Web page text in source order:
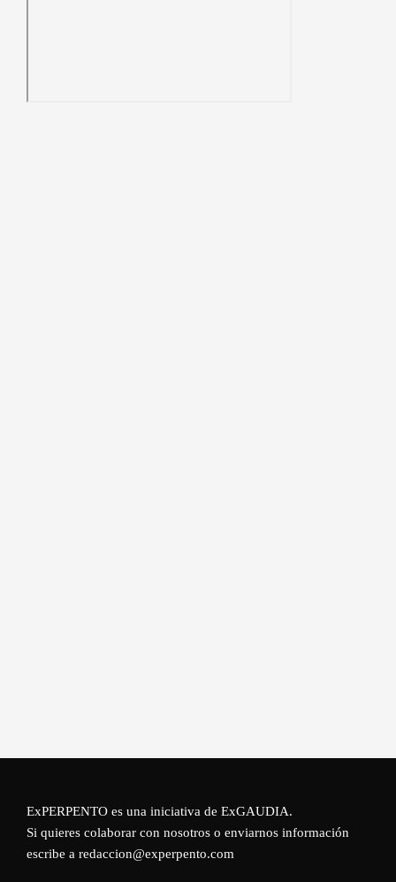
ExPERPENTO es una iniciativa de ExGAUDIA.
Si quieres colaborar con nosotros o enviarnos información
escribe a redaccion@experpento.com